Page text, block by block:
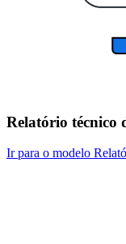
Relatório técnico
Ir para o modelo